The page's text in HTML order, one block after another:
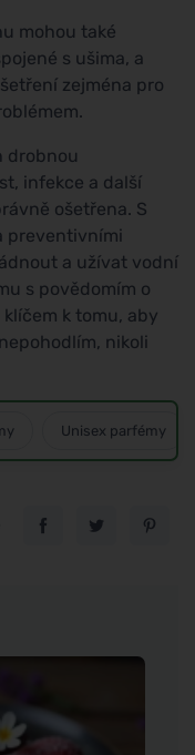
mohou také
s ušima, a
zejména pro
drobnou
infekce a další
ošetřena. S
preventivními
a užívat vodní
s povědomím o
k tomu, aby
nikoli
Unisex parfémy